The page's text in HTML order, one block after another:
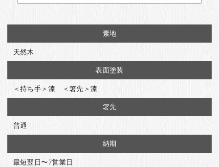
素地
天然木
表面塗装
＜持ち手＞漆 ＜箸先＞漆
箸先
普通
納期
最短翌日〜7営業日